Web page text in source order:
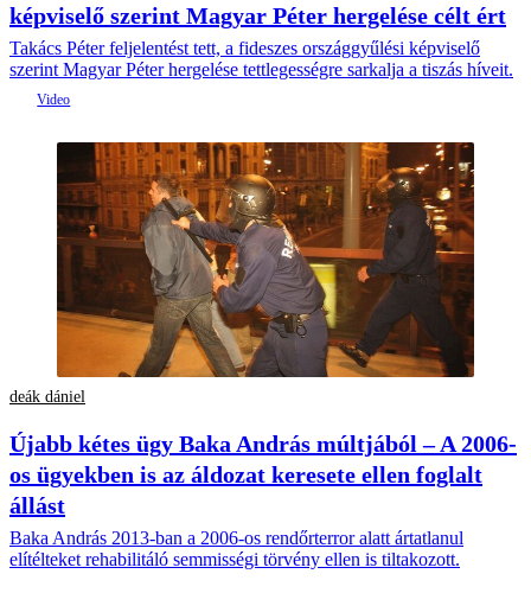
képviselő szerint Magyar Péter hergelése célt ért
Takács Péter feljelentést tett, a fideszes országgyűlési képviselő
szerint Magyar Péter hergelése tettlegességre sarkalja a tiszás híveit.
deák dániel
Újabb kétes ügy Baka András múltjából – A 2006-
os ügyekben is az áldozat keresete ellen foglalt
állást
Baka András 2013-ban a 2006-os rendőrterror alatt ártatlanul
elítélteket rehabilitáló semmisségi törvény ellen is tiltakozott.